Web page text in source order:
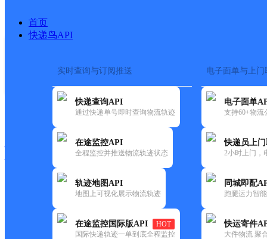
首页
快递鸟API
实时查询与订阅推送
快递查询API
通过快递单号即时查询物流轨迹
在途监控API
全程监控并推送物流轨迹状态
轨迹地图API
地图上可视化展示物流轨迹
在途监控国际版API
HOT
国际快递轨迹一单到底全程监控
电子面单与上门
电子面单
支持60+物流
快递员上
2小时上门，
同城即配
跑腿运力智
快运寄件
大件物流 聚
快运大全 快递时效
圆通
罗源县